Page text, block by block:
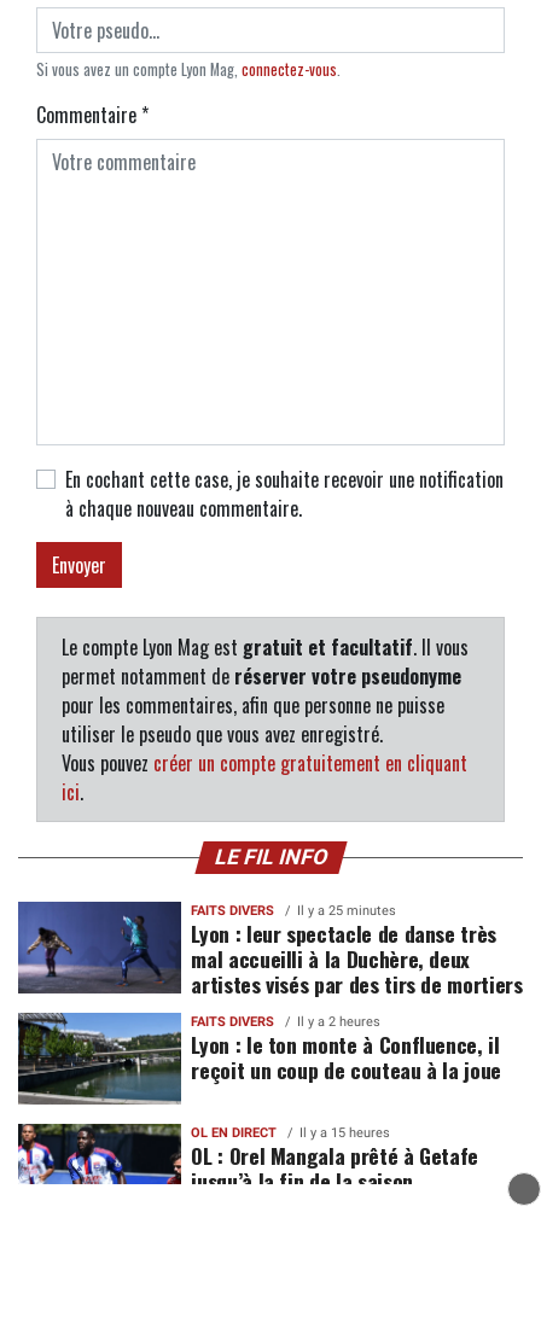
Si vous avez un compte Lyon Mag, connectez-vous.
Commentaire*
En cochant cette case, je souhaite recevoir une notification
à chaque nouveau commentaire.
Le compte Lyon Mag est gratuit et facultatif. Il vous
permet notamment de réserver votre pseudonyme
pour les commentaires, afin que personne ne puisse
utiliser le pseudo que vous avez enregistré.
Vous pouvez créer un compte gratuitement en cliquant
ici.
LE FIL INFO
FAITS DIVERS Il y a 25 minutes
Lyon : leur spectacle de danse très
mal accueilli à la Duchère, deux
artistes visés par des tirs de mortiers
FAITS DIVERS Il y a 2 heures
Lyon : le ton monte à Confluence, il
reçoit un coup de couteau à la joue
OL EN DIRECT Il y a 15 heures
OL : Orel Mangala prêté à Getafe
jusqu’à la fin de la saison